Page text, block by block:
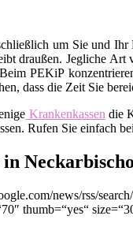
um Sie und
draußen. Jegliche
PEKiP
dass die Zeit Sie
Krankenkassen die
Rufen Sie einfach
news/rss/
thumb=“yes“